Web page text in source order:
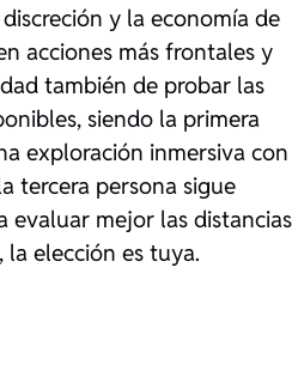
y la economía de
acciones más frontales y
también de probar las
siendo la primera
exploración inmersiva con
tercera persona sigue
evaluar mejor las distancias
la elección es tuya.